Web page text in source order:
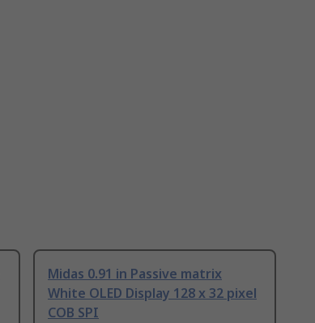
Midas 0.91 in Passive matrix
White OLED Display 128 x 32 pixel
COB SPI